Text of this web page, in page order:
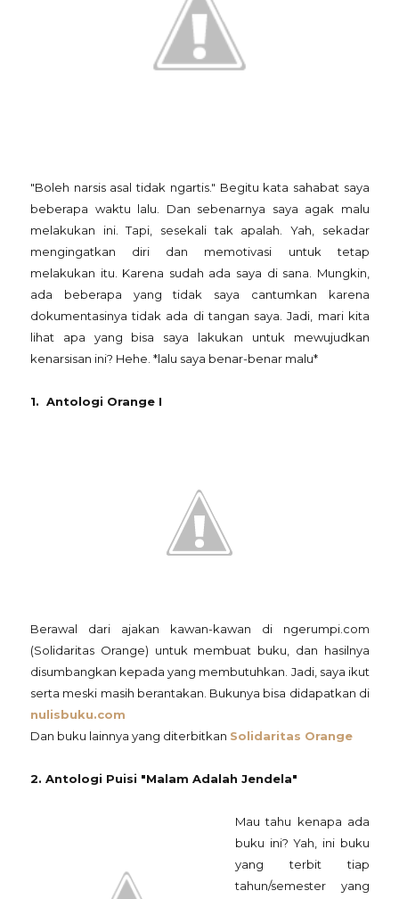
"Boleh narsis asal tidak ngartis." Begitu kata sahabat saya
beberapa waktu lalu. Dan sebenarnya saya agak malu
melakukan ini. Tapi, sesekali tak apalah. Yah, sekadar
mengingatkan diri dan memotivasi untuk tetap
melakukan itu. Karena sudah ada saya di sana. Mungkin,
ada beberapa yang tidak saya cantumkan karena
dokumentasinya tidak ada di tangan saya. Jadi, mari kita
lihat apa yang bisa saya lakukan untuk mewujudkan
kenarsisan ini? Hehe. *lalu saya benar-benar malu*
1. Antologi Orange I
Berawal dari ajakan kawan-kawan di ngerumpi.com
(Solidaritas Orange) untuk membuat buku, dan hasilnya
disumbangkan kepada yang membutuhkan. Jadi, saya ikut
serta meski masih berantakan. Bukunya bisa didapatkan di
nulisbuku.com
Dan buku lainnya yang diterbitkan Solidaritas Orange
2. Antologi Puisi "Malam Adalah Jendela"
Mau tahu kenapa ada
buku ini? Yah, ini buku
yang terbit tiap
tahun/semester yang